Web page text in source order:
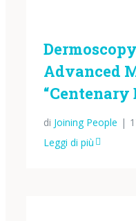
Dermoscopy
Advanced
“Centenary
di Joining People |
Leggi di più